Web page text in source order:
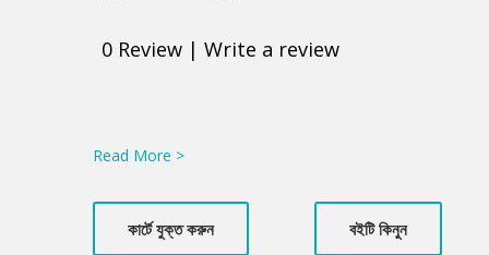
0 Review | Write a review
Read More >
কার্টে যুক্ত করুন বইটি কিনুন